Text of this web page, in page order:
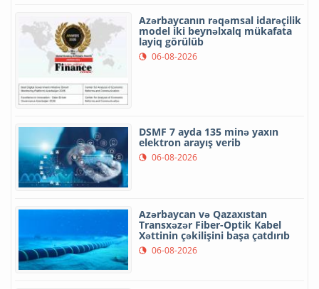
Azərbaycanın rəqəmsal idarəçilik
model iki beynəlxalq mükafata
layiq görülüb
06-08-2026
DSMF 7 ayda 135 minə yaxın
elektron arayış verib
06-08-2026
Azərbaycan və Qazaxıstan
Transxəzər Fiber-Optik Kabel
Xəttinin çəkilişini başa çatdırıb
06-08-2026